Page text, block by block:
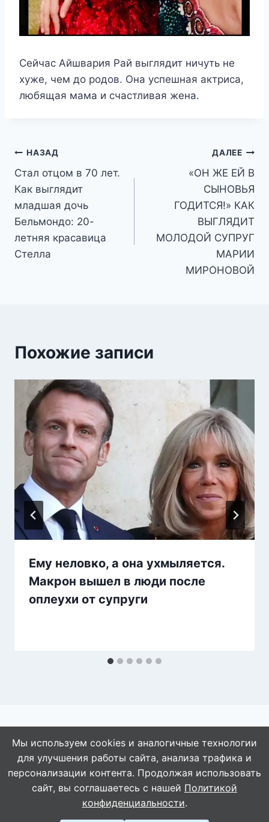
Сейчас Айшвария Рай выглядит ничуть не
хуже, чем до родов. Она успешная актриса,
любящая мама и счастливая жена.
Навигация
по
записям
НАЗАД
Стал отцом в 70 лет.
Как выглядит
младшая дочь
Бельмондо: 20-
летняя красавица
Стелла
ДАЛЕЕ
«ОН ЖЕ ЕЙ В
СЫНОВЬЯ
ГОДИТСЯ!» КАК
ВЫГЛЯДИТ
МОЛОДОЙ СУПРУГ
МАРИИ
МИРОНОВОЙ
Похожие записи
Ему неловко, а она ухмыляется.
Макрон вышел в люди после
оплеухи от супруги
© 2026 АбАлдеть!
Мы используем cookies и аналогичные технологии
для улучшения работы сайта, анализа трафика и
персонализации контента. Продолжая использовать
сайт, вы соглашаетесь с нашей Политикой
конфиденциальности.